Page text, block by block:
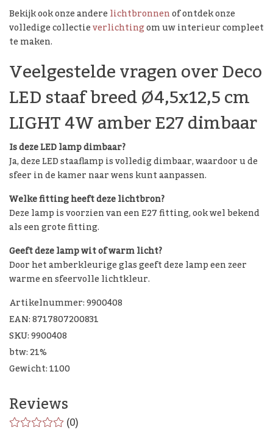
Bekijk ook onze anderelichtbronnenof ontdek onze
volledige collectieverlichtingom uw interieur compleet
te maken.
Veelgestelde vragen over Deco
LED staaf breed Ø4,5x12,5 cm
LIGHT 4W amber E27 dimbaar
Is deze LED lamp dimbaar?
Ja, deze LED staaflamp is volledig dimbaar, waardoor u de
sfeer in de kamer naar wens kunt aanpassen.
Welke fitting heeft deze lichtbron?
Deze lamp is voorzien van een E27 fitting, ook wel bekend
als een grote fitting.
Geeft deze lamp wit of warm licht?
Door het amberkleurige glas geeft deze lamp een zeer
warme en sfeervolle lichtkleur.
Artikelnummer: 9900408
EAN: 8717807200831
SKU: 9900408
btw: 21%
Gewicht: 1100
Reviews
(0)